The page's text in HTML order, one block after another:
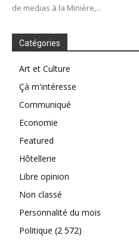
de medias à la Minière,...
Catégories
Art et Culture
Çà m'intéresse
Communiqué
Economie
Featured
Hôtellerie
Libre opinion
Non classé
Personnalité du mois
Politique (2 572)